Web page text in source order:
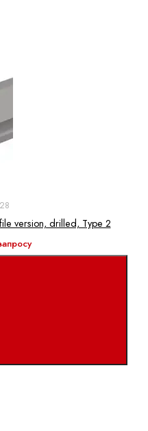
version, drilled, Type 2